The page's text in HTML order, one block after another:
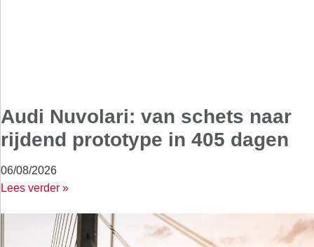
Audi Nuvolari: van schets naar
rijdend prototype in 405 dagen
06/08/2026
Lees verder »